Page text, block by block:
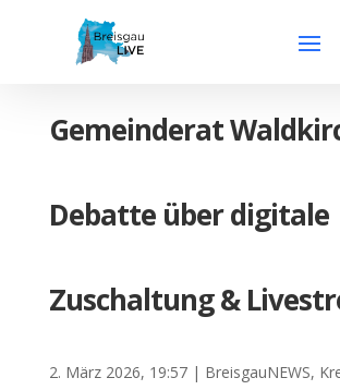
Gemeinderat
Debatte über digitale
Zuschaltung &
2. März 2026, 19:57| BreisgauNEWS,